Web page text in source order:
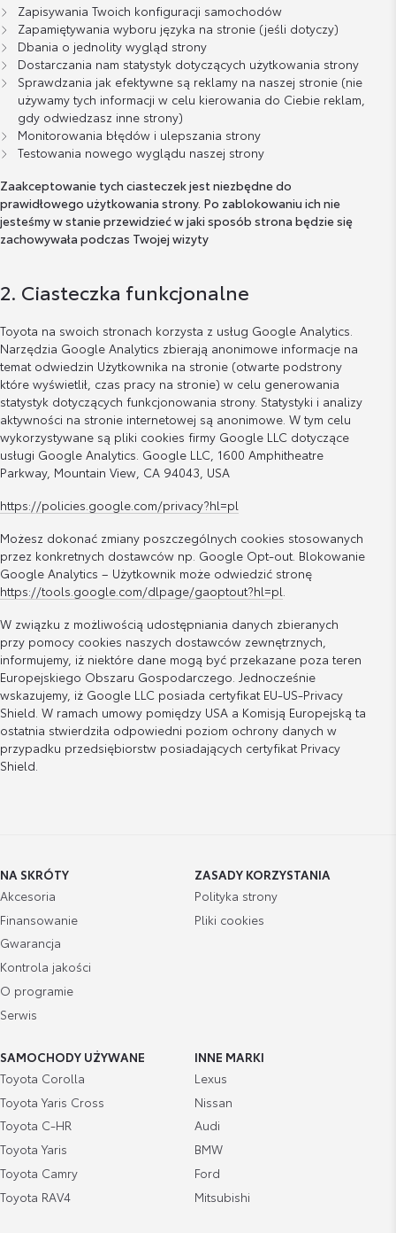
Zapisywania Twoich konfiguracji samochodów
Zapamiętywania wyboru języka na stronie (jeśli dotyczy)
Dbania o jednolity wygląd strony
Dostarczania nam statystyk dotyczących użytkowania strony
Sprawdzania jak efektywne są reklamy na naszej stronie (nie
używamy tych informacji w celu kierowania do Ciebie reklam,
gdy odwiedzasz inne strony)
Monitorowania błędów i ulepszania strony
Testowania nowego wyglądu naszej strony
Zaakceptowanie tych ciasteczek jest niezbędne do
prawidłowego użytkowania strony. Po zablokowaniu ich nie
jesteśmy w stanie przewidzieć w jaki sposób strona będzie się
zachowywała podczas Twojej wizyty
2. Ciasteczka funkcjonalne
Toyota na swoich stronach korzysta z usług Google Analytics.
Narzędzia Google Analytics zbierają anonimowe informacje na
temat odwiedzin Użytkownika na stronie (otwarte podstrony
które wyświetlił, czas pracy na stronie) w celu generowania
statystyk dotyczących funkcjonowania strony. Statystyki i analizy
aktywności na stronie internetowej są anonimowe. W tym celu
wykorzystywane są pliki cookies firmy Google LLC dotyczące
usługi Google Analytics. Google LLC, 1600 Amphitheatre
Parkway, Mountain View, CA 94043, USA
https://policies.google.com/privacy?hl=pl
Możesz dokonać zmiany poszczególnych cookies stosowanych
przez konkretnych dostawców np. Google Opt-out. Blokowanie
Google Analytics – Użytkownik może odwiedzić stronę
https://tools.google.com/dlpage/gaoptout?hl=pl.
W związku z możliwością udostępniania danych zbieranych
przy pomocy cookies naszych dostawców zewnętrznych,
informujemy, iż niektóre dane mogą być przekazane poza teren
Europejskiego Obszaru Gospodarczego. Jednocześnie
wskazujemy, iż Google LLC posiada certyfikat EU-US-Privacy
Shield. W ramach umowy pomiędzy USA a Komisją Europejską ta
ostatnia stwierdziła odpowiedni poziom ochrony danych w
przypadku przedsiębiorstw posiadających certyfikat Privacy
Shield.
NA SKRÓTY
Akcesoria
Finansowanie
Gwarancja
Kontrola jakości
O programie
Serwis
ZASADY KORZYSTANIA
Polityka strony
Pliki cookies
SAMOCHODY UŻYWANE
Toyota Corolla
Toyota Yaris Cross
Toyota C-HR
Toyota Yaris
Toyota Camry
Toyota RAV4
INNE MARKI
Lexus
Nissan
Audi
BMW
Ford
Mitsubishi